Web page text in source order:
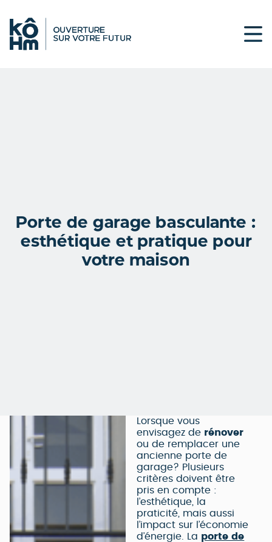
Porte de garage basculante :
esthétique et pratique pour
votre maison
Lorsque vous
envisagez de rénover
ou de remplacer une
ancienne porte de
garage? Plusieurs
critères doivent être
pris en compte :
l’esthétique, la
praticité, mais aussi
l’impact sur l’économie
d’énergie. La porte de